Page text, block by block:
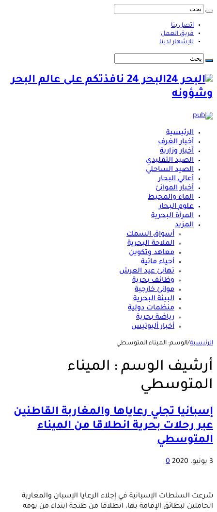
اتصل بنا
فريق العمل
للإشهار لدينا
البحر 24 نافذتكم على عالم البحر
وشؤونه
الرئيسية
أخبار الغرف
أخبار وزارية
الصيد التقليدي
الصيد الساحلي
أعالي البحار
أخبار الموانئ
الماء والمحيط
علوم البحار
المرأة البحرية
المزيد
أسواق السمك
الملاحة البحرية
معاهد وتكوين
أحياء مائية
تهانئ عيد العرش
وظائف بحرية
موانئ خارجية
البيئة البحرية
منظمات دولية
رياضة بحرية
أخبار أليوتيس
الرئيسية/الوسم: الميناء المتوسطي
أرشيف الوسم : الميناء
المتوسطي
إسبانيا تجلي رعاياها والمغاربة القاطنين
عبر رحلات بحرية انطلاقا من الميناء
المتوسطي
3 يونيو، 2020 0
شرعت السلطات الإسبانية في إجلاء الرعايا الإسبان والمغاربة
الحاملين لبطائق الإقامة بها، انطلاقا من طنجة ابتداء من يومه